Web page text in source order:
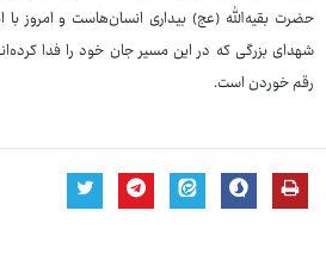
حضرت بقیه‌الله (عج) بیداری انسان‌هاست و امروز
شهدای بزرگی که در این مسیر جان خود را فدا
رقم خوردن است.